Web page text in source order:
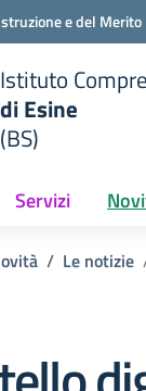
e del Merito
Istituto
di Esine
(BS)
Servizi
Le notizie